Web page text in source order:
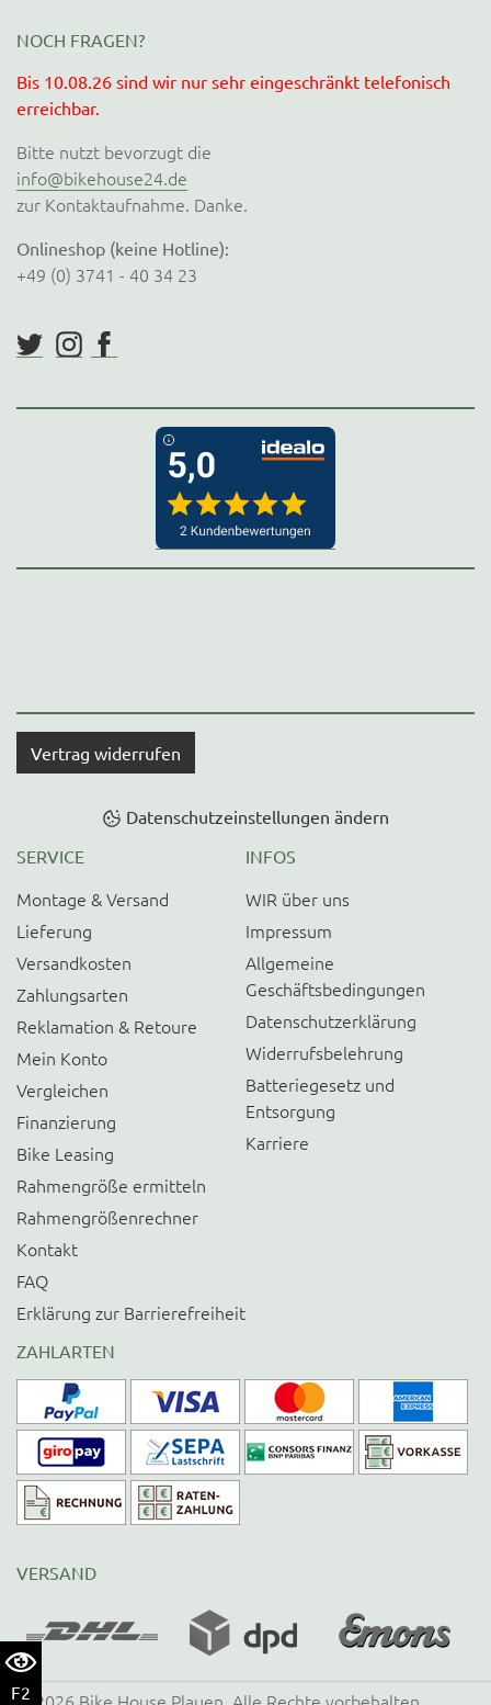
F2
NOCH FRAGEN?
Bis 10.08.26 sind wir nur sehr eingeschränkt telefonisch
erreichbar.
Bitte nutzt bevorzugt die
info@bikehouse24.de
zur Kontaktaufnahme. Danke.
Onlineshop (keine Hotline):
+49 (0) 3741 - 40 34 23
Vertrag widerrufen
Datenschutzeinstellungen ändern
SERVICE
Montage & Versand
Lieferung
Versandkosten
Zahlungsarten
Reklamation & Retoure
Mein Konto
Vergleichen
Finanzierung
Bike Leasing
Rahmengröße ermitteln
Rahmengrößenrechner
Kontakt
FAQ
Erklärung zur Barrierefreiheit
INFOS
WIR über uns
Impressum
Allgemeine
Geschäftsbedingungen
Datenschutzerklärung
Widerrufsbelehrung
Batteriegesetz und
Entsorgung
Karriere
ZAHLARTEN
VERSAND